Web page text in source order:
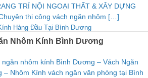
TRÍ NỘI NGOẠI THẤT & XÂY DỰNG
thi công vách ngăn nhôm […]
Hàng Đầu Tại Bình Dương
Nhôm Kính Bình Dương
nhôm kính Bình Dương – Vách Ngăn
– Nhôm Kính vách ngăn văn phòng tại Bình